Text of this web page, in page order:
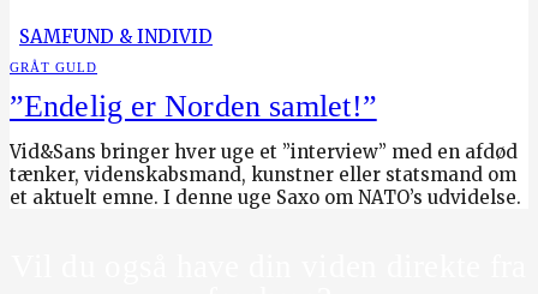
SAMFUND & INDIVID
GRÅT GULD
”Endelig er Norden samlet!”
Vid&Sans bringer hver uge et ”interview” med en afdød
tænker, videnskabsmand, kunstner eller statsmand om
et aktuelt emne. I denne uge Saxo om NATO’s udvidelse.